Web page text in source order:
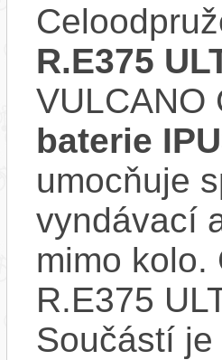
R.E375
VULCANO
baterie
umocňuje
vyndávací
mimo kolo.
R.E375
Součástí je